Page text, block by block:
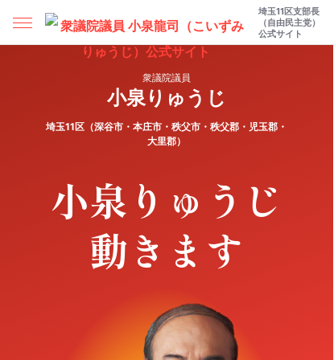
埼玉11区支部長
（自由民主党）
公式サイト
衆議院議員
小泉りゅうじ
埼玉11区（深谷市・本庄市・秩父市・秩父郡・児玉郡・
大里郡）
小泉りゅうじ
動きます